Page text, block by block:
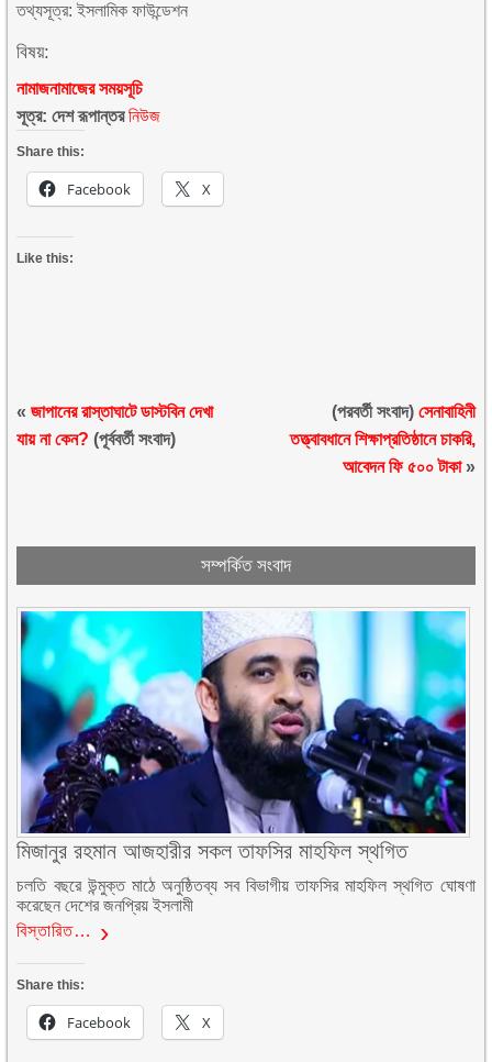
তথ্যসূত্র: ইসলামিক ফাউন্ডেশন
বিষয়:
নামাজনামাজের সময়সূচি
সূত্র: দেশ রূপান্তরনিউজ
Share this:
Facebook X
Like this:
«জাপানের রাস্তাঘাটে ডাস্টবিন দেখা
যায় না কেন? (পূর্ববর্তী সংবাদ)
(পরবর্তী সংবাদ) সেনাবাহিনী
তত্ত্বাবধানে শিক্ষাপ্রতিষ্ঠানে চাকরি,
আবেদন ফি ৫০০ টাকা»
সম্পর্কিত সংবাদ
মিজানুর রহমান আজহারীর সকল তাফসির মাহফিল স্থগিত
চলতি বছরে উন্মুক্ত মাঠে অনুষ্ঠিতব্য সব বিভাগীয় তাফসির মাহফিল স্থগিত ঘোষণা
করেছেন দেশের জনপ্রিয় ইসলামী
বিস্তারিত…
Share this:
Facebook X